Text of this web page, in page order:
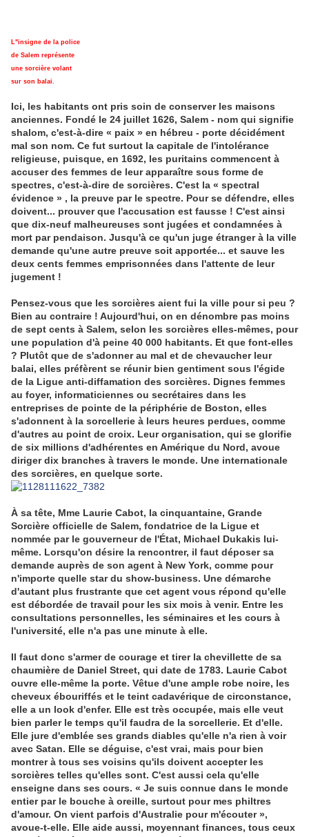
L"insigne de la police
de Salem représente
une sorcière volant
sur son balai.
Ici, les habitants ont pris soin de conserver les maisons
anciennes. Fondé le 24 juillet 1626, Salem - nom qui signifie
shalom, c'est-à-dire « paix » en hébreu - porte décidément
mal son nom. Ce fut surtout la capitale de l'intolérance
religieuse, puisque, en 1692, les puritains commencent à
accuser des femmes de leur apparaître sous forme de
spectres, c'est-à-dire de sorcières. C'est la « spectral
évidence » , la preuve par le spectre. Pour se défendre, elles
doivent... prouver que l'accusation est fausse ! C'est ainsi
que dix-neuf malheureuses sont jugées et condamnées à
mort par pendaison. Jusqu'à ce qu'un juge étranger à la ville
demande qu'une autre preuve soit apportée... et sauve les
deux cents femmes emprisonnées dans l'attente de leur
jugement !
Pensez-vous que les sorcières aient fui la ville pour si peu ?
Bien au contraire ! Aujourd'hui, on en dénombre pas moins
de sept cents à Salem, selon les sorcières elles-mêmes, pour
une population d'à peine 40 000 habitants. Et que font-elles
? Plutôt que de s'adonner au mal et de chevaucher leur
balai, elles préfèrent se réunir bien gentiment sous l'égide
de la Ligue anti-diffamation des sorcières. Dignes femmes
au foyer, informaticiennes ou secrétaires dans les
entreprises de pointe de la périphérie de Boston, elles
s'adonnent à la sorcellerie à leurs heures perdues, comme
d'autres au point de croix. Leur organisation, qui se glorifie
de six millions d'adhérentes en Amérique du Nord, avoue
diriger dix branches à travers le monde. Une internationale
des sorcières, en quelque sorte.
À sa tête, Mme Laurie Cabot, la cinquantaine, Grande
Sorcière officielle de Salem, fondatrice de la Ligue et
nommée par le gouverneur de l'État, Michael Dukakis lui-
même. Lorsqu'on désire la rencontrer, il faut déposer sa
demande auprès de son agent à New York, comme pour
n'importe quelle star du show-business. Une démarche
d'autant plus frustrante que cet agent vous répond qu'elle
est débordée de travail pour les six mois à venir. Entre les
consultations personnelles, les séminaires et les cours à
l'université, elle n'a pas une minute à elle.
Il faut donc s'armer de courage et tirer la chevillette de sa
chaumière de Daniel Street, qui date de 1783. Laurie Cabot
ouvre elle-même la porte. Vêtue d'une ample robe noire, les
cheveux ébouriffés et le teint cadavérique de circonstance,
elle a un look d'enfer. Elle est très occupée, mais elle veut
bien parler le temps qu'il faudra de la sorcellerie. Et d'elle.
Elle jure d'emblée ses grands diables qu'elle n'a rien à voir
avec Satan. Elle se déguise, c'est vrai, mais pour bien
montrer à tous ses voisins qu'ils doivent accepter les
sorcières telles qu'elles sont. C'est aussi cela qu'elle
enseigne dans ses cours. « Je suis connue dans le monde
entier par le bouche à oreille, surtout pour mes philtres
d'amour. On vient parfois d'Australie pour m'écouter »,
avoue-t-elle. Elle aide aussi, moyennant finances, tous ceux